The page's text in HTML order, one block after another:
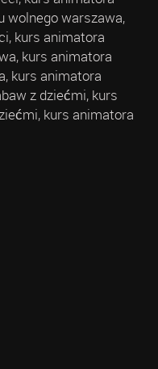
wolnego warszawa,
kurs animatora
kurs animatora
kurs animatora
z dziećmi, kurs
kurs animatora